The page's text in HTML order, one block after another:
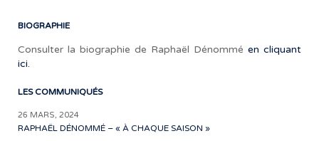
BIOGRAPHIE
Consulter la biographie de Raphaël Dénommé en cliquant
ici.
LES COMMUNIQUÉS
26 MARS, 2024
RAPHAËL DÉNOMMÉ – « À CHAQUE SAISON »